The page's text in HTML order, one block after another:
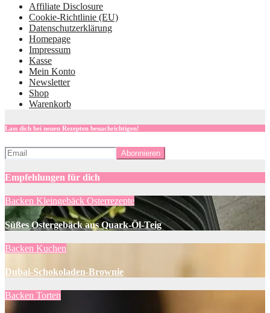
Affiliate Disclosure
Cookie-Richtlinie (EU)
Datenschutzerklärung
Homepage
Impressum
Kasse
Mein Konto
Newsletter
Shop
Warenkorb
Lass dich bei neuen Rezepten benachrichtigen!
Empfehlungen für dich
Backen Kleingebäck Osterrezepte
Süßes Ostergebäck aus Quark-Öl-Teig
Backen Kuchen
Dubai-Schokoladen-Brownie
Backen Torten